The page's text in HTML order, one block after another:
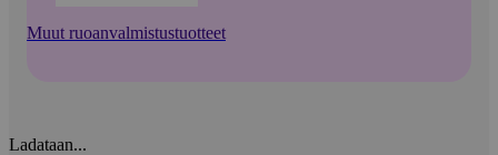
Muut ruoanvalmistustuotteet
Ladataan...